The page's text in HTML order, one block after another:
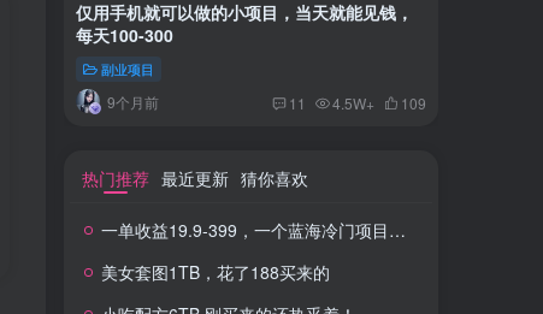
仅用手机就可以做的小项目，当天就能见钱，
每天100-300
副业项目
9个月前 11 4.5W+ 109
热门推荐 最近更新 猜你喜欢
一单收益19.9-399，一个蓝海冷门项目，在小红书上卖人事虚拟资料
美女套图1TB，花了188买来的